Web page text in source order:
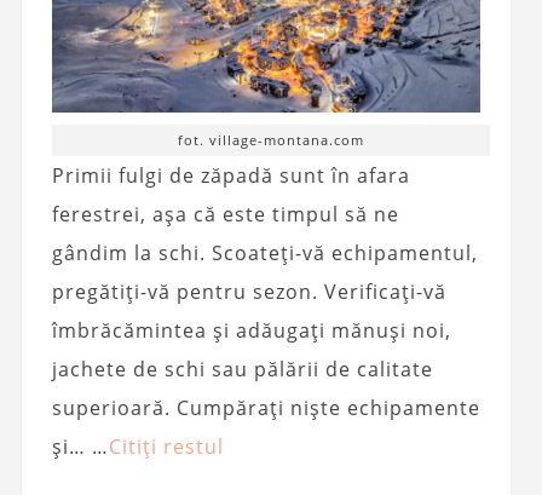
fot. village-montana.com
Primii fulgi de zăpadă sunt în afara
ferestrei, așa că este timpul să ne
gândim la schi. Scoateți-vă echipamentul,
pregătiți-vă pentru sezon. Verificați-vă
îmbrăcămintea și adăugați mănuși noi,
jachete de schi sau pălării de calitate
superioară. Cumpărați niște echipamente
și… …Citiți restul